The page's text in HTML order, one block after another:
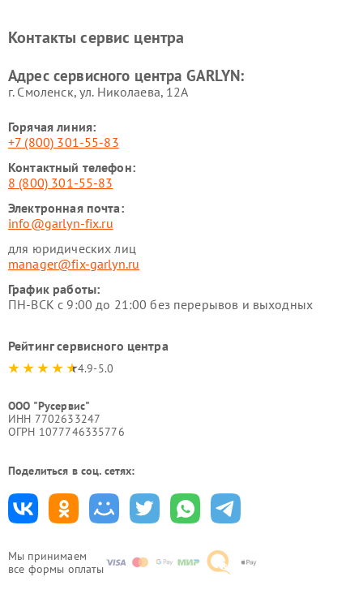
Мы принимаем
все формы оплаты
стеклоочистителей GARLYN
GARLYN
GARLYN
Контакты сервис центра
Адрес сервисного центра GARLYN:
г. Смоленск, ул. Николаева, 12А
Горячая линия:
+7 (800) 301-55-83
Контактный телефон:
8 (800) 301-55-83
Электронная почта:
info@garlyn-fix.ru
для юридических лиц
manager@fix-garlyn.ru
График работы:
ПН-ВСК с 9:00 до 21:00 без перерывов и выходных
Рейтинг сервисного центра
4.9-5.0
ООО "Русервис"
ИНН 7702633247
ОГРН 1077746335776
Поделиться в соц. сетях: